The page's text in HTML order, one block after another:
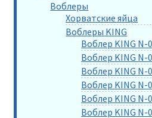
Воблеры
Хорватские яйца
Воблеры KING
Воблер KING N-
Воблер KING N-
Воблер KING N-
Воблер KING N-
Воблер KING N-
Воблер KING N-